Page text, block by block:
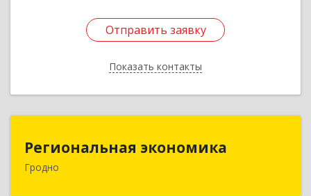
Отправить заявку
Показать контакты
Отправить заявку
Назад
Региональная экономика
Гродно
БЕЛАРУСЬ , 230002, г.Гродно, ул.Богуцкого, д.5,